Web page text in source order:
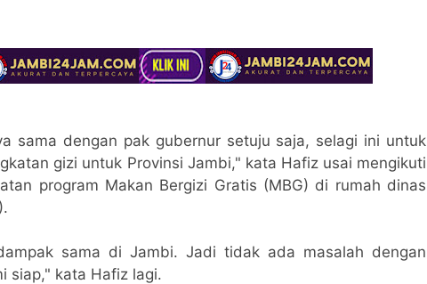
sama dengan pak gubernur setuju saja, selagi ini untuk
gizi untuk Provinsi Jambi," kata Hafiz usai mengikuti
program Makan Bergizi Gratis (MBG) di rumah dinas
sama di Jambi. Jadi tidak ada masalah dengan
siap," kata Hafiz lagi.